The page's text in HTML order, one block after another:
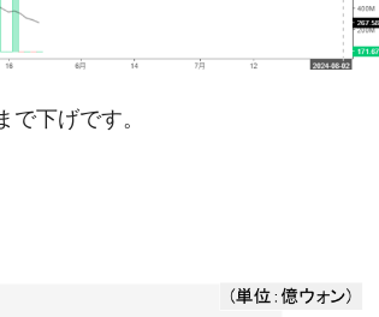
％も減少
案」提出！⇒ クーパン問題は合衆国企業に対
で下げです。